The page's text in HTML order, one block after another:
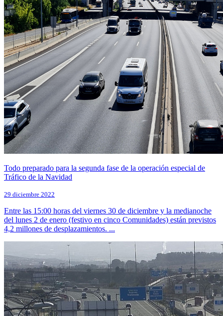
Todo preparado para la segunda fase de la operación especial de
Tráfico de la Navidad
29 diciembre 2022
Entre las 15:00 horas del viernes 30 de diciembre y la medianoche
del lunes 2 de enero (festivo en cinco Comunidades) están previstos
4,2 millones de desplazamientos. ...